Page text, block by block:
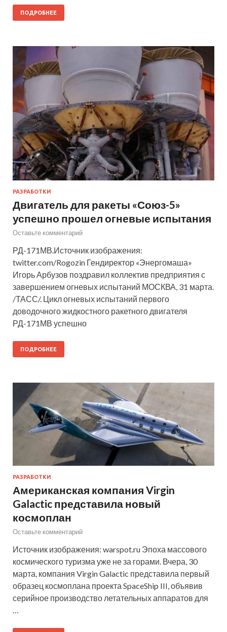
ПОДРОБНЕЕ
РАЗРАБОТКИ
Двигатель для ракеты «Союз-5»
успешно прошел огневые испытания
Оставьте комментарий
РД-171МВ.Источник изображения:
twitter.com/Rogozin Гендиректор «Энергомаша»
Игорь Арбузов поздравил коллектив предприятия с
завершением огневых испытаний МОСКВА, 31 марта.
/ТАСС/. Цикл огневых испытаний первого
доводочного жидкостного ракетного двигателя
РД-171МВ успешно
ПОДРОБНЕЕ
РАЗРАБОТКИ
Американская компания Virgin
Galactic представила новый
космоплан
Оставьте комментарий
Источник изображения: warspot.ru Эпоха массового
космического туризма уже не за горами. Вчера, 30
марта, компания Virgin Galactic представила первый
образец космоплана проекта SpaceShip III, объявив
серийное производство летательных аппаратов для
…